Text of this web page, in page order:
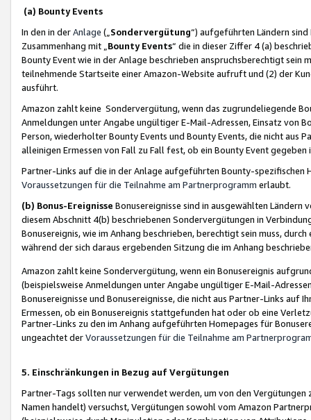
(a) Bounty Events
In den in derAnlage („ Sondervergütung“) aufgeführten Ländern
Zusammenhang mit „ Bounty Events“ die in dieser Ziffer 4 (a)
Bounty Event wie in der Anlage beschrieben anspruchsberechtigt sein
teilnehmende Startseite einer Amazon-Website aufruft und (2) der
ausführt.
Amazon zahlt keine Sondervergütung, wenn das zugrundeliegende
Anmeldungen unter Angabe ungültiger E-Mail-Adressen, Einsatz von
Person, wiederholter Bounty Events und Bounty Events, die nicht
alleinigen Ermessen von Fall zu Fall fest, ob ein Bounty Event
Partner-Links auf die in der Anlage aufgeführten Bounty-spezifischen
Voraussetzungen für die Teilnahme am Partnerprogramm erlaubt.
(b) Bonus-Ereignisse Bonusereignisse sind in ausgewählten Ländern
diesem Abschnitt 4(b) beschriebenen Sondervergütungen in
Bonusereignis, wie im Anhang beschrieben, berechtigt sein muss,
während der sich daraus ergebenden Sitzung die im Anhang
Amazon zahlt keine Sondervergütung, wenn ein Bonusereignis
(beispielsweise Anmeldungen unter Angabe ungültiger E-Mail-
Bonusereignisse und Bonusereignisse, die nicht aus Partner-Links auf
Ermessen, ob ein Bonusereignis stattgefunden hat oder ob eine
Partner-Links zu den im Anhang aufgeführten Homepages für
ungeachtet derVoraussetzungen für die Teilnahme am
5. Einschränkungen in Bezug auf Vergütungen
Partner-Tags sollten nur verwendet werden, um von den
Namen handelt) versuchst, Vergütungen sowohl vom Amazon